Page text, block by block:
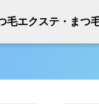
毛エクステ・まつ